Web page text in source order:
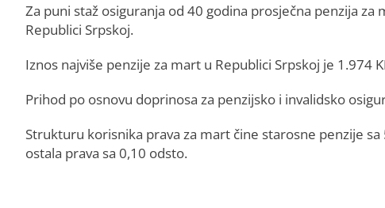
Za puni staž osiguranja od 40 godina prosječna penzija
Republici Srpskoj.
Iznos najviše penzije za mart u Republici Srpskoj je 1.974
Prihod po osnovu doprinosa za penzijsko i invalidsko
Strukturu korisnika prava za mart čine starosne penzije
ostala prava sa 0,10 odsto.